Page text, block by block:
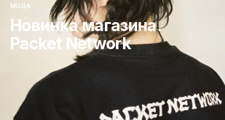
МОДА
Новинка магазина.
Packet Network